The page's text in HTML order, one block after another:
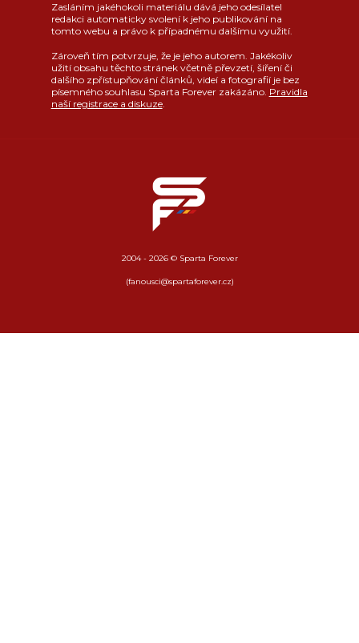
Zasláním jakéhokoli materiálu dává jeho odesílatel
redakci automaticky svolení k jeho publikování na
tomto webu a právo k případnému dalšímu využití.
Zároveň tím potvrzuje, že je jeho autorem. Jakékoliv
užití obsahu těchto stránek včetně převzetí, šíření či
dalšího zpřístupňování článků, videí a fotografií je bez
písemného souhlasu Sparta Forever zakázáno. Pravidla
naší registrace a diskuze.
2004 - 2026 © Sparta Forever
(fanousci@spartaforever.cz)